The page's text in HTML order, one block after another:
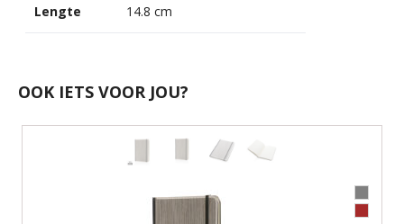
Lengte 14.8 cm
OOK IETS VOOR JOU?